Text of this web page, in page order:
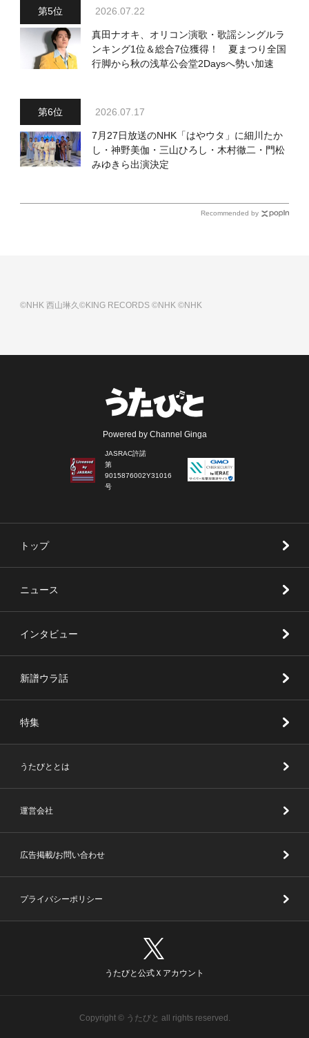
ください！」
2026.07.22
真田ナオキ、オリコン演歌・歌謡シングルラ
ンキング1位＆総合7位獲得！ 夏まつり全国
行脚から秋の浅草公会堂2Daysへ勢い加速
2026.07.17
7月27日放送のNHK「はやウタ」に細川たか
し・神野美伽・三山ひろし・木村徹二・門松
みゆきら出演決定
Recommended by
©NHK西山琳久©KING RECORDS©NHK©NHK
Powered by Channel Ginga
JASRAC許諾
第
9015876002Y31016
号
トップ
ニュース
インタビュー
新譜ウラ話
特集
うたびととは
運営会社
広告掲載/お問い合わせ
プライバシーポリシー
うたびと公式Ｘアカウント
Copyright © うたびと all rights reserved.